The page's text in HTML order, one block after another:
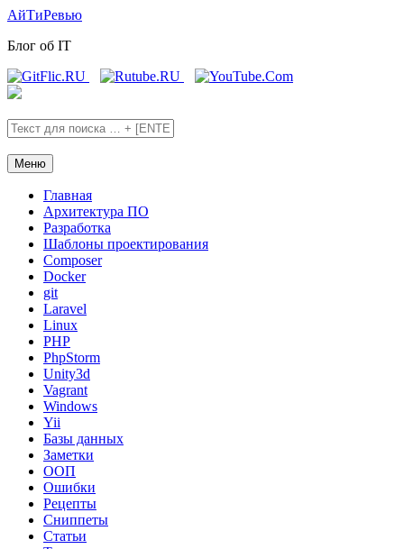
Skip
the
Skip
the
menu
АйТиРевью
Блог об IT
Меню
Главная
Архитектура ПО
Разработка
Шаблоны проектирования
Composer
Docker
git
Laravel
Linux
PHP
PhpStorm
Unity3d
Vagrant
Windows
Yii
Базы данных
Заметки
ООП
Ошибки
Рецепты
Сниппеты
Статьи